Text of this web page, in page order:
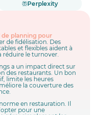
Perplexity
de planning pour
de fidélisation. Des
et flexibles aident à
réduire le turnover.
a un impact direct sur
des restaurants. Un bon
limite les heures
la couverture des
en restauration. Il
pour une